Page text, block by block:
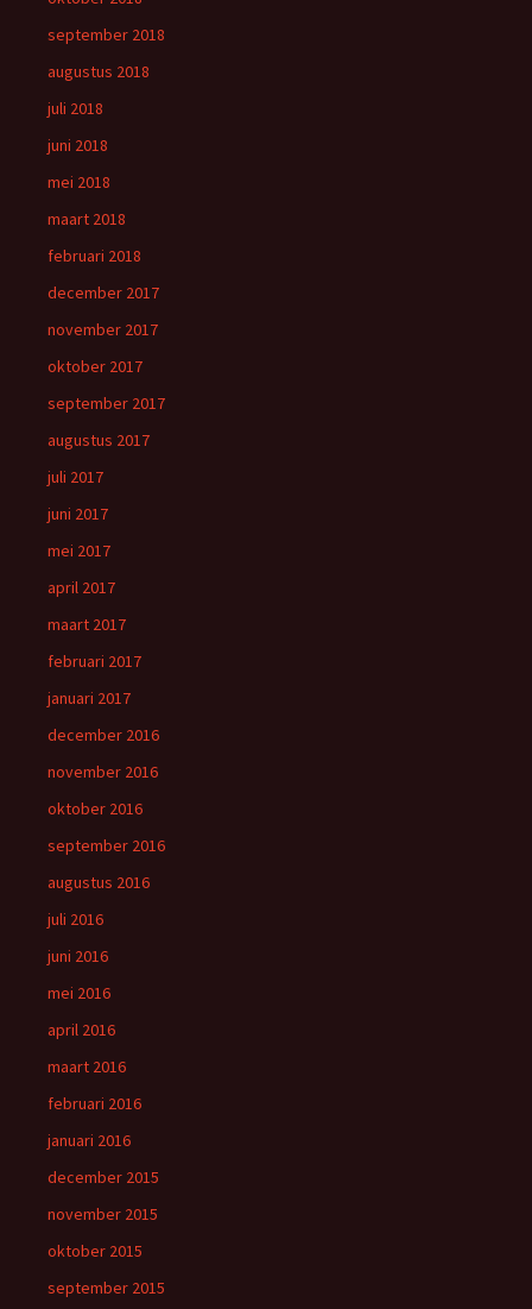
september 2018
augustus 2018
juli 2018
juni 2018
mei 2018
maart 2018
februari 2018
december 2017
november 2017
oktober 2017
september 2017
augustus 2017
juli 2017
juni 2017
mei 2017
april 2017
maart 2017
februari 2017
januari 2017
december 2016
november 2016
oktober 2016
september 2016
augustus 2016
juli 2016
juni 2016
mei 2016
april 2016
maart 2016
februari 2016
januari 2016
december 2015
november 2015
oktober 2015
september 2015